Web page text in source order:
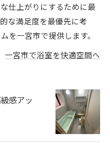
仕上がりにするために最
な満足度を最優先に考
を一宮市で提供します。
一宮市で浴室を快適空間へ
感アッ